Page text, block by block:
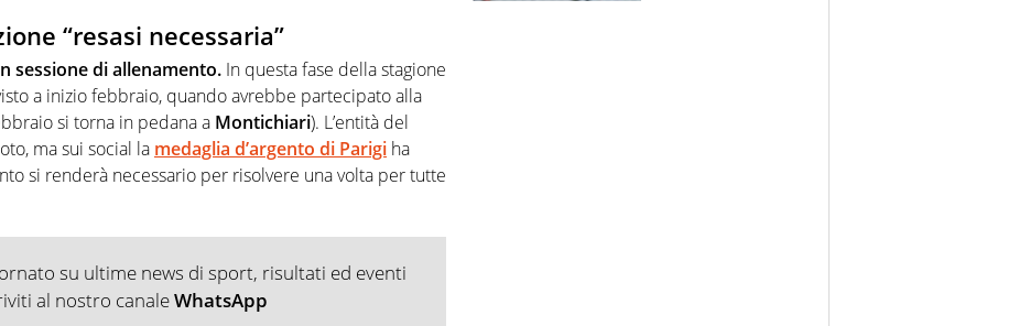
“resasi necessaria”
sessione di allenamento. In questa fase della stagione
a inizio febbraio, quando avrebbe partecipato alla
si torna in pedana a Montichiari). L’entità del
ma sui social la medaglia d’argento di Parigi ha
si renderà necessario per risolvere una volta per tutte
su ultime news di sport, risultati ed eventi
al nostro canaleWhatsApp